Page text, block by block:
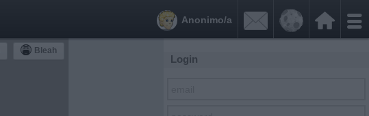


Anonimo/a
Bleah
Login